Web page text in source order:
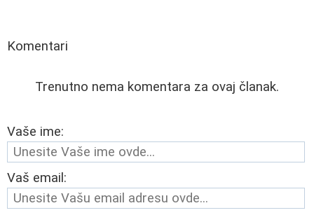
Komentari
Trenutno nema komentara za ovaj članak.
Vaše ime:
Vaš email: